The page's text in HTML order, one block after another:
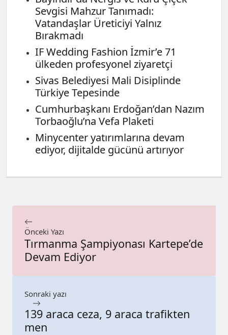
Sevgisi Mahzur Tanımadı:
Vatandaşlar Üreticiyi Yalnız
Bırakmadı
IF Wedding Fashion İzmir’e 71
ülkeden profesyonel ziyaretçi
Sivas Belediyesi Mali Disiplinde
Türkiye Tepesinde
Cumhurbaşkanı Erdoğan’dan Nazım
Torbaoğlu’na Vefa Plaketi
Minycenter yatırımlarına devam
ediyor, dijitalde gücünü artırıyor
Önceki Yazı
Tırmanma Şampiyonası Kartepe’de
Devam Ediyor
Sonraki yazı
139 araca ceza, 9 araca trafikten
men